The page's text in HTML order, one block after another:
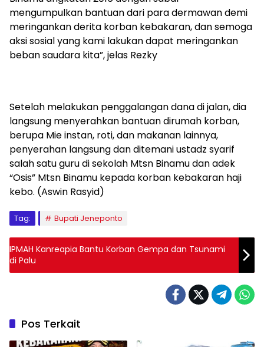
mengumpulkan bantuan dari para dermawan demi
meringankan derita korban kebakaran, dan semoga
aksi sosial yang kami lakukan dapat meringankan
beban saudara kita”, jelas Rezky
Setelah melakukan penggalangan dana di jalan, dia
langsung menyerahkan bantuan dirumah korban,
berupa Mie instan, roti, dan makanan lainnya,
penyerahan langsung dan ditemani ustadz syarif
salah satu guru di sekolah Mtsn Binamu dan adek
“Osis” Mtsn Binamu kepada korban kebakaran haji
kebo. (Aswin Rasyid)
Tag: Bupati Jeneponto
IPMAH Kanreapia Bantu Korban Gempa dan Tsunami
di Palu
Pos Terkait